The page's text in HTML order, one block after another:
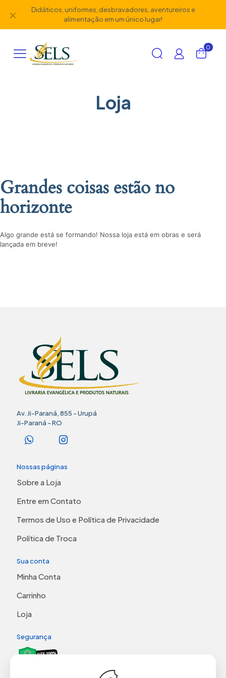
Didáticos, uniformes, desbravadores, aventureiros e
alimentação em um único lugar!
✕
0
Loja
Grandes coisas estão no
horizonte
Algo grande está se formando! Nossa loja está em obras e será
lançada em breve!
Av. Ji-Paraná, 855 - Urupá
Ji-Paraná - RO
Nossas páginas
Sobre a Loja
Entre em Contato
Termos de Uso e Política de Privacidade
Política de Troca
Sua conta
Minha Conta
Carrinho
Loja
Segurança